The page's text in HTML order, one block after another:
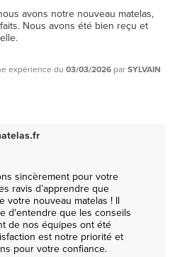
avons notre nouveau matelas,
Nous avons été bien reçu et
expérience du 03/03/2026 parSYLVAIN
sincèrement pour votre
ravis d’apprendre que
votre nouveau matelas ! Il
d'entendre que les conseils
de nos équipes ont été
est notre priorité et
pour votre confiance.